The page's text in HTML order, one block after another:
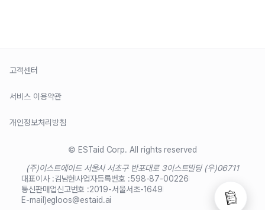
고객센터
서비스 이용약관
개인정보처리방침
© ESTaid Corp. All rights reserved
(주)이스트에이드 서울시 서초구 반포대로 3이스트빌딩 (우)06711
대표이사 :김남현사업자등록번호 :598-87-00226
통신판매업신고번호 :2019-서울서초-1649
E-mail)egloos@estaid.ai